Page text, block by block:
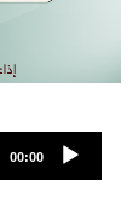
Fichier
audio
00:00